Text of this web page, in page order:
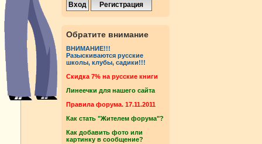
Обратите внимание
ВНИМАНИЕ!!!
Разыскиваются русские
школы, клубы, садики!!!
Cкидка 7% на русские книги
Линеечки для нашего сайта
Правила форума. 17.11.2011
Как стать "Жителем форума"?
Как добавить фото или
картинку в сообщение?